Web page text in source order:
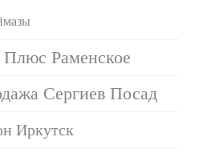
Раменское
Сергиев Посад
Иркутск